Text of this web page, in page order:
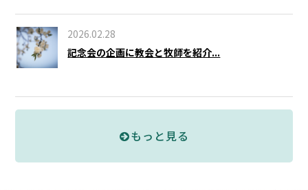
2026.02.28
記念会の企画に教会と牧師を紹介...
もっと見る